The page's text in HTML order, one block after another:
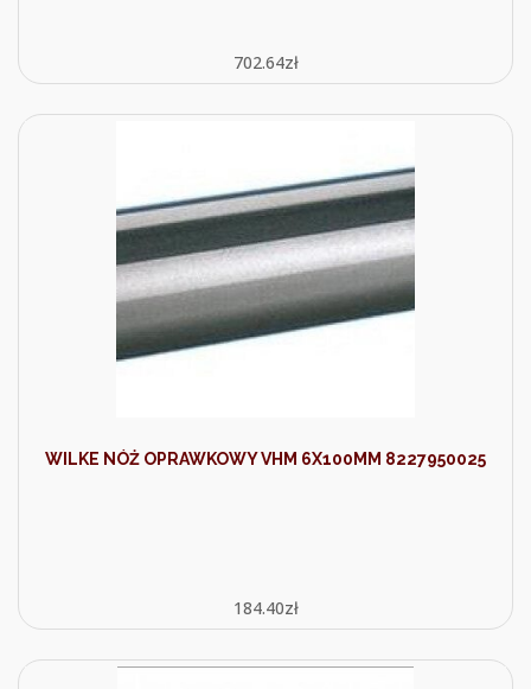
702.64zł
WILKE NÓŻ OPRAWKOWY VHM 6X100MM 8227950025
184.40zł